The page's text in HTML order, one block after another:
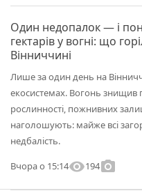
Один недопалок — і
гектарів у вогні: що
Вінниччині
Лише за один день на
екосистемах. Вогонь знищив
рослинності, пожнивних
наголошують: майже всі
недбалість.
Вчора о 15:14visibility194photo_camera